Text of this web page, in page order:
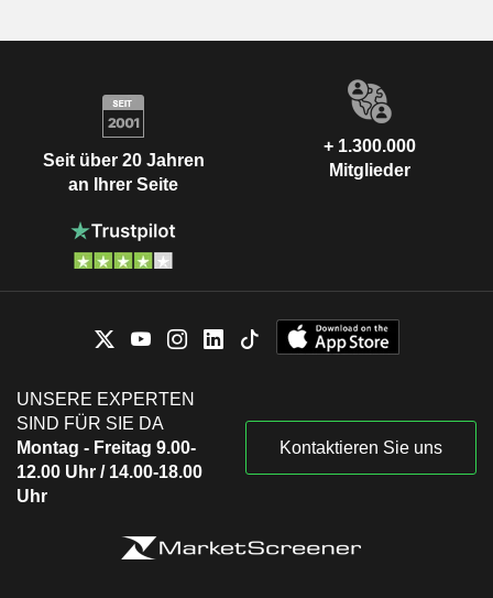
Seit über 20 Jahren
an Ihrer Seite
+ 1.300.000
Mitglieder
UNSERE EXPERTEN
SIND FÜR SIE DA
Montag - Freitag 9.00-
12.00 Uhr / 14.00-18.00
Uhr
Kontaktieren Sie uns